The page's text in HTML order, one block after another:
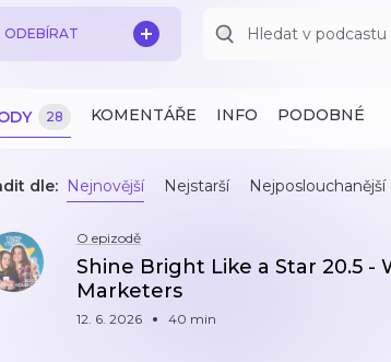
ODEBÍRAT
28 KOMENTÁŘE INFO PODOBNÉ
dle: Nejnovější Nejstarší Nejposlouchanější
O epizodě
Shine Bright Like a Star 20.5 -
Marketers
12. 6. 2026 40 min